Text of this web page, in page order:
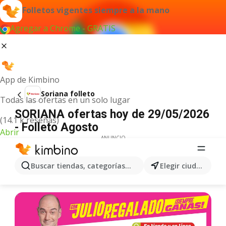
Folletos vigentes siempre a la mano
Agregar a Chrome - GRATIS
App de Kimbino
Todas las ofertas en un solo lugar
(14.1 k reseñas)
Abrir
Buscar tiendas, categorías, productos... Elegir ciudad
Soriana folleto
SORIANA ofertas hoy de 29/05/2026
- Folleto Agosto
ANUNCIO